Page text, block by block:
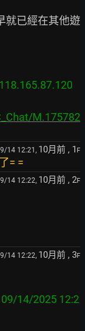
就已經在其他遊
M.175782
14 12:21, 10月前 , 1 F
= =
14 12:22, 10月前 , 2F
14 12:22, 10月前 , 3F
14/2025 12:2